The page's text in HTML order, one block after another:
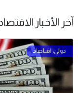
آخر الأخبار